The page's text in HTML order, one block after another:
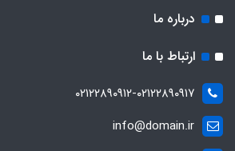
درباره ما
ارتباط با ما
۰۲۱۲۲۸۹۰۹۱۲-۰۲۱۲۲۸۹۰۹۱۷
info@domain.ir